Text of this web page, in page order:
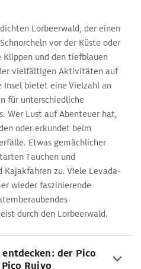
Lorbeerwald, der einen
vor der Küste oder
und den tiefblauen
vielfältigen Aktivitäten auf
Insel bietet eine Vielzahl an
für unterschiedliche
Wer Lust auf Abenteuer hat,
oder erkundet beim
Etwas gemächlicher
Tauchen und
Kajakfahren zu. Viele Levada-
wieder faszinierende
durch den Lorbeerwald.
der Pico
Ruivo